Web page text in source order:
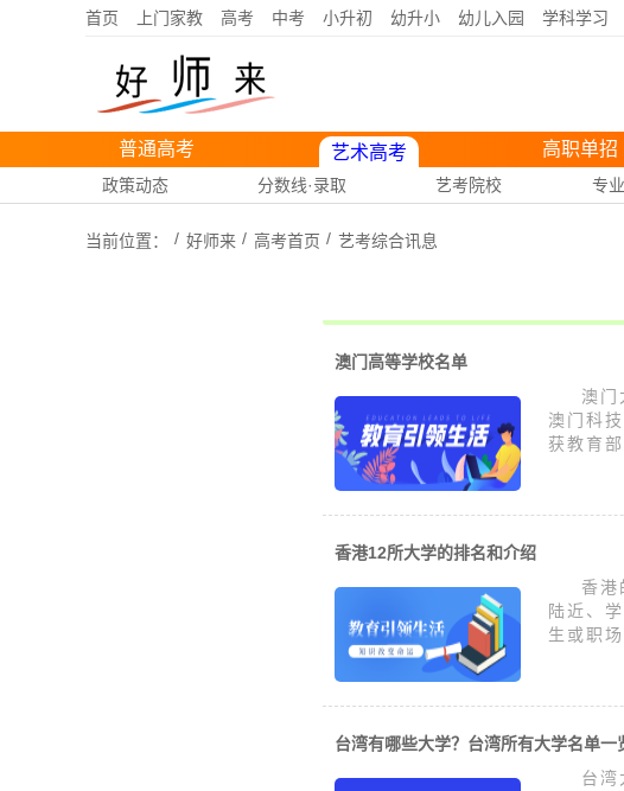
首页 上门家教 高考 中考 小升初 幼升小 幼儿入园 学科学习
普通高考 艺术高考 高职单招
政策动态 分数线·录取 艺考院校 专
当前位置： 好师来 高考首页 艺考综合讯息
澳门高等学校名单
澳门
澳门科
获教育
香港12所大学的排名和介绍
香港
陆近、
生或职
台湾有哪些大学？台湾所有大学名单一
台湾